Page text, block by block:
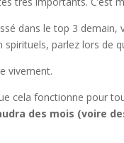
dans le top 3 demain,
parlez lors de
vivement.
cela fonctionne pour
des mois (voire